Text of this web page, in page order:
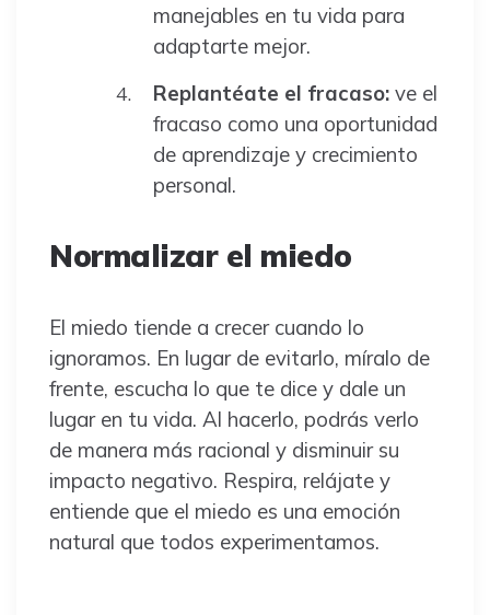
manejables en tu vida para
adaptarte mejor.
Replantéate el fracaso: ve el
fracaso como una oportunidad
de aprendizaje y crecimiento
personal.
Normalizar el miedo
El miedo tiende a crecer cuando lo
ignoramos. En lugar de evitarlo, míralo de
frente, escucha lo que te dice y dale un
lugar en tu vida. Al hacerlo, podrás verlo
de manera más racional y disminuir su
impacto negativo. Respira, relájate y
entiende que el miedo es una emoción
natural que todos experimentamos.